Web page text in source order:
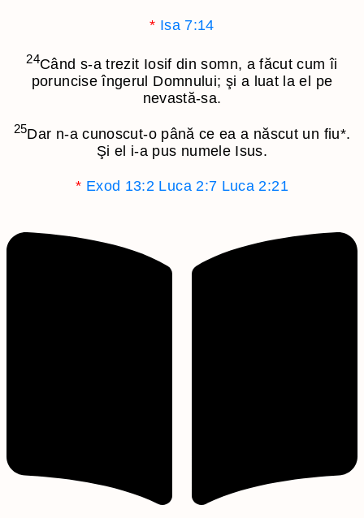
* Isa 7:14
24Când s-a trezit Iosif din somn, a făcut cum îi
poruncise îngerul Domnului; şi a luat la el pe
nevastă-sa.
25Dar n-a cunoscut-o până ce ea a născut un fiu*.
Şi el i-a pus numele Isus.
* Exod 13:2 Luca 2:7 Luca 2:21